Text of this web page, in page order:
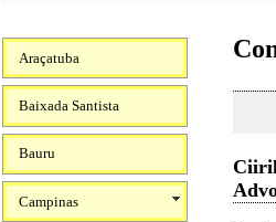
Araçatuba
Baixada Santista
Bauru
Campinas